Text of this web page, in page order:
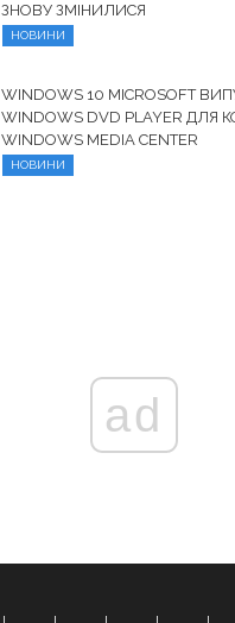
ЗНОВУ ЗМІНИЛИСЯ
НОВИНИ
WINDOWS 10 MICROSOFT
WINDOWS DVD PLAYER ДЛЯ
WINDOWS MEDIA CENTER
НОВИНИ
ad